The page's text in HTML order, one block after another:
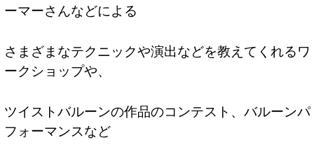
ーマーさんなどによる
さまざまなテクニックや演出などを教えてくれるワ
ークショップや、
ツイストバルーンの作品のコンテスト、バルーンパ
フォーマンスなど